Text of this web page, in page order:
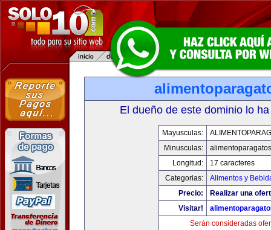
El dueño de este dominio lo
Mayusculas:
Minusculas:
Longitud:
17 caracteres
Categorias:
Alimentos y
Precio:
Realizar una
Visitar!
Serán consideradas